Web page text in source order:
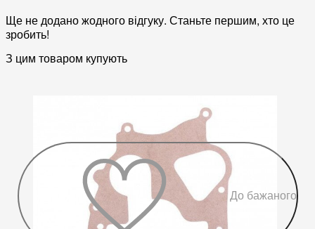
Ще не додано жодного відгуку. Станьте першим, хто це
зробить!
З цим товаром купують
До бажаного